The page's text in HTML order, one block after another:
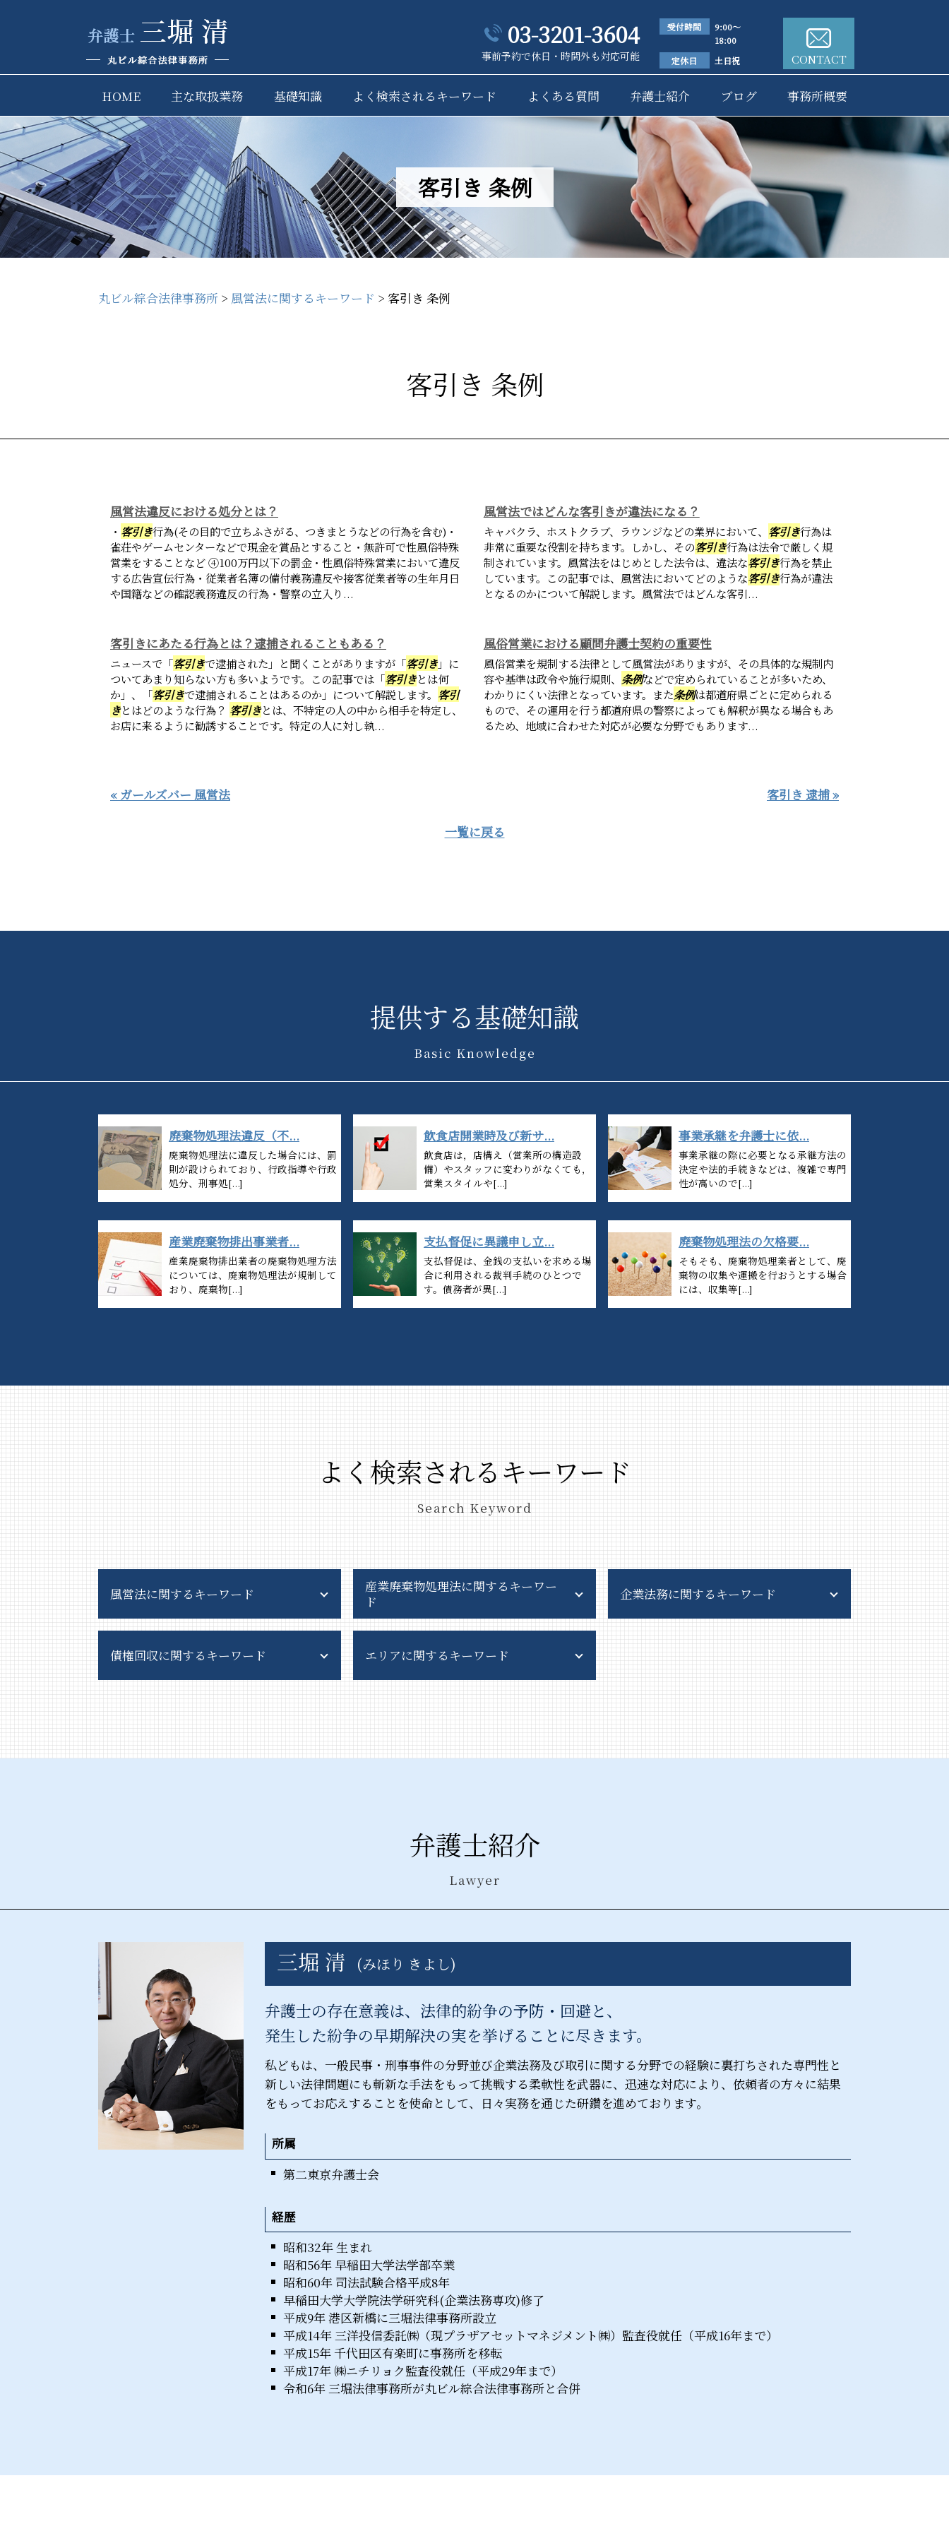
客引き 条例
03-3201-3604
事前予約で休日・時間外も対応可能
受付時間
9:00～
18:00
定休日
土日祝 CONTACT
HOME 主な取扱業務 基礎知識 よく検索されるキーワード よくある質問 弁護士紹介 ブログ 事務所概要
丸ビル綜合法律事務所 > 風営法に関するキーワード > 客引き 条例
客引き 条例
風営法違反における処分とは？
・ 客引き行為(その目的で立ちふさがる、つきまとうなどの行為を含む)・
雀荘やゲームセンターなどで現金を賞品とすること・無許可で性風俗特殊
営業をすることなど ④100万円以下の罰金・性風俗特殊営業において違反
する広告宣伝行為・従業者名簿の備付義務違反や接客従業者等の生年月日
や国籍などの確認義務違反の行為・警察の立入り...
風営法ではどんな客引きが違法になる？
キャバクラ、ホストクラブ、ラウンジなどの業界において、 客引き行為は
非常に重要な役割を持ちます。しかし、その客引き行為は法令で厳しく規
制されています。風営法をはじめとした法令は、違法な客引き行為を禁止
しています。この記事では、風営法においてどのような客引き行為が違法
となるのかについて解説します。風営法ではどんな客引...
客引きにあたる行為とは？逮捕されることもある？
ニュースで「客引きで逮捕された」と聞くことがありますが「客引き」に
ついてあまり知らない方も多いようです。この記事では「客引きとは何
か」、「客引きで逮捕されることはあるのか」について解説します。 客引
きとはどのような行為？ 客引きとは、不特定の人の中から相手を特定し、
お店に来るように勧誘することです。特定の人に対し執...
風俗営業における顧問弁護士契約の重要性
風俗営業を規制する法律として風営法がありますが、その具体的な規制内
容や基準は政令や施行規則、 条例などで定められていることが多いため、
わかりにくい法律となっています。また条例は都道府県ごとに定められる
もので、その運用を行う都道府県の警察によっても解釈が異なる場合もあ
るため、地域に合わせた対応が必要な分野でもあります...
« ガールズバー 風営法 客引き 逮捕 »
一覧に戻る
提供する基礎知識
Basic Knowledge
廃棄物処理法違反（不...
廃棄物処理法に違反した場合には、罰
則が設けられており、行政指導や行政
処分、刑事処[...]
飲食店開業時及び新サ...
飲食店は，店構え（営業所の構造設
備）やスタッフに変わりがなくても，
営業スタイルや[...]
事業承継を弁護士に依...
事業承継の際に必要となる承継方法の
決定や法的手続きなどは、複雑で専門
性が高いので[...]
産業廃棄物排出事業者...
産業廃棄物排出業者の廃棄物処理方法
については、廃棄物処理法が規制して
おり、廃棄物[...]
支払督促に異議申し立...
支払督促は、金銭の支払いを求める場
合に利用される裁判手続のひとつで
す。債務者が異[...]
廃棄物処理法の欠格要...
そもそも、廃棄物処理業者として、廃
棄物の収集や運搬を行おうとする場合
には、収集等[...]
よく検索されるキーワード
Search Keyword
風営法に関するキーワード
客引き 逮捕
風営法 とは
深夜営業許可 違反
客引き 違法
風営法 施行規則
産業廃棄物処理法に関するキーワー
ド
産業廃棄物 法律
産業廃棄物 委託契約書
不法投棄 時効
一般廃棄物処理 責任
廃棄物処理法 罰則
産業廃棄物 資格
産業廃棄物 リサイクル
不法投棄 問題
産業廃棄物処理 流れ
企業法務に関するキーワード
吸収合併 手続き
契約 不履行
民事調停 デメリット
債権回収に関するキーワード
債権回収 時効
債権回収 相談
債権回収 時効 裁判
債権回収 弁護士事務所
債権回収 弁護士法
債権回収 期間
債権 時効 5年 10年
エリアに関するキーワード
債権回収 東京都 弁護士
産業廃棄物処理法 港区 相談
風営法 中央区 相談
産業廃棄物処理法 群馬県 相談
風営法 埼玉県 弁護士
債権回収 茨城県 相談
企業法務 栃木県 弁護士
企業法務 港区 相談
風営法 中央区 弁護士
産業廃棄物処理法 中央区 弁護士
産業廃棄物処理法 栃木県 相談
弁護士紹介
Lawyer
三堀 清 (みほり きよし)
弁護士の存在意義は、法律的紛争の予防・回避と、
発生した紛争の早期解決の実を挙げることに尽きます。
私どもは、一般民事・刑事事件の分野並び企業法務及び取引に関する分野での経験に裏打ちされた専門性と
新しい法律問題にも斬新な手法をもって挑戦する柔軟性を武器に、迅速な対応により、依頼者の方々に結果
をもってお応えすることを使命として、日々実務を通じた研鑽を進めております。
所属
第二東京弁護士会
経歴
昭和32年 生まれ
昭和56年 早稲田大学法学部卒業
昭和60年 司法試験合格平成8年
早稲田大学大学院法学研究科(企業法務専攻)修了
平成9年 港区新橋に三堀法律事務所設立
平成14年 三洋投信委託㈱（現プラザアセットマネジメント㈱）監査役就任（平成16年まで）
平成15年 千代田区有楽町に事務所を移転
平成17年 ㈱ニチリョク監査役就任（平成29年まで）
令和6年 三堀法律事務所が丸ビル綜合法律事務所と合併